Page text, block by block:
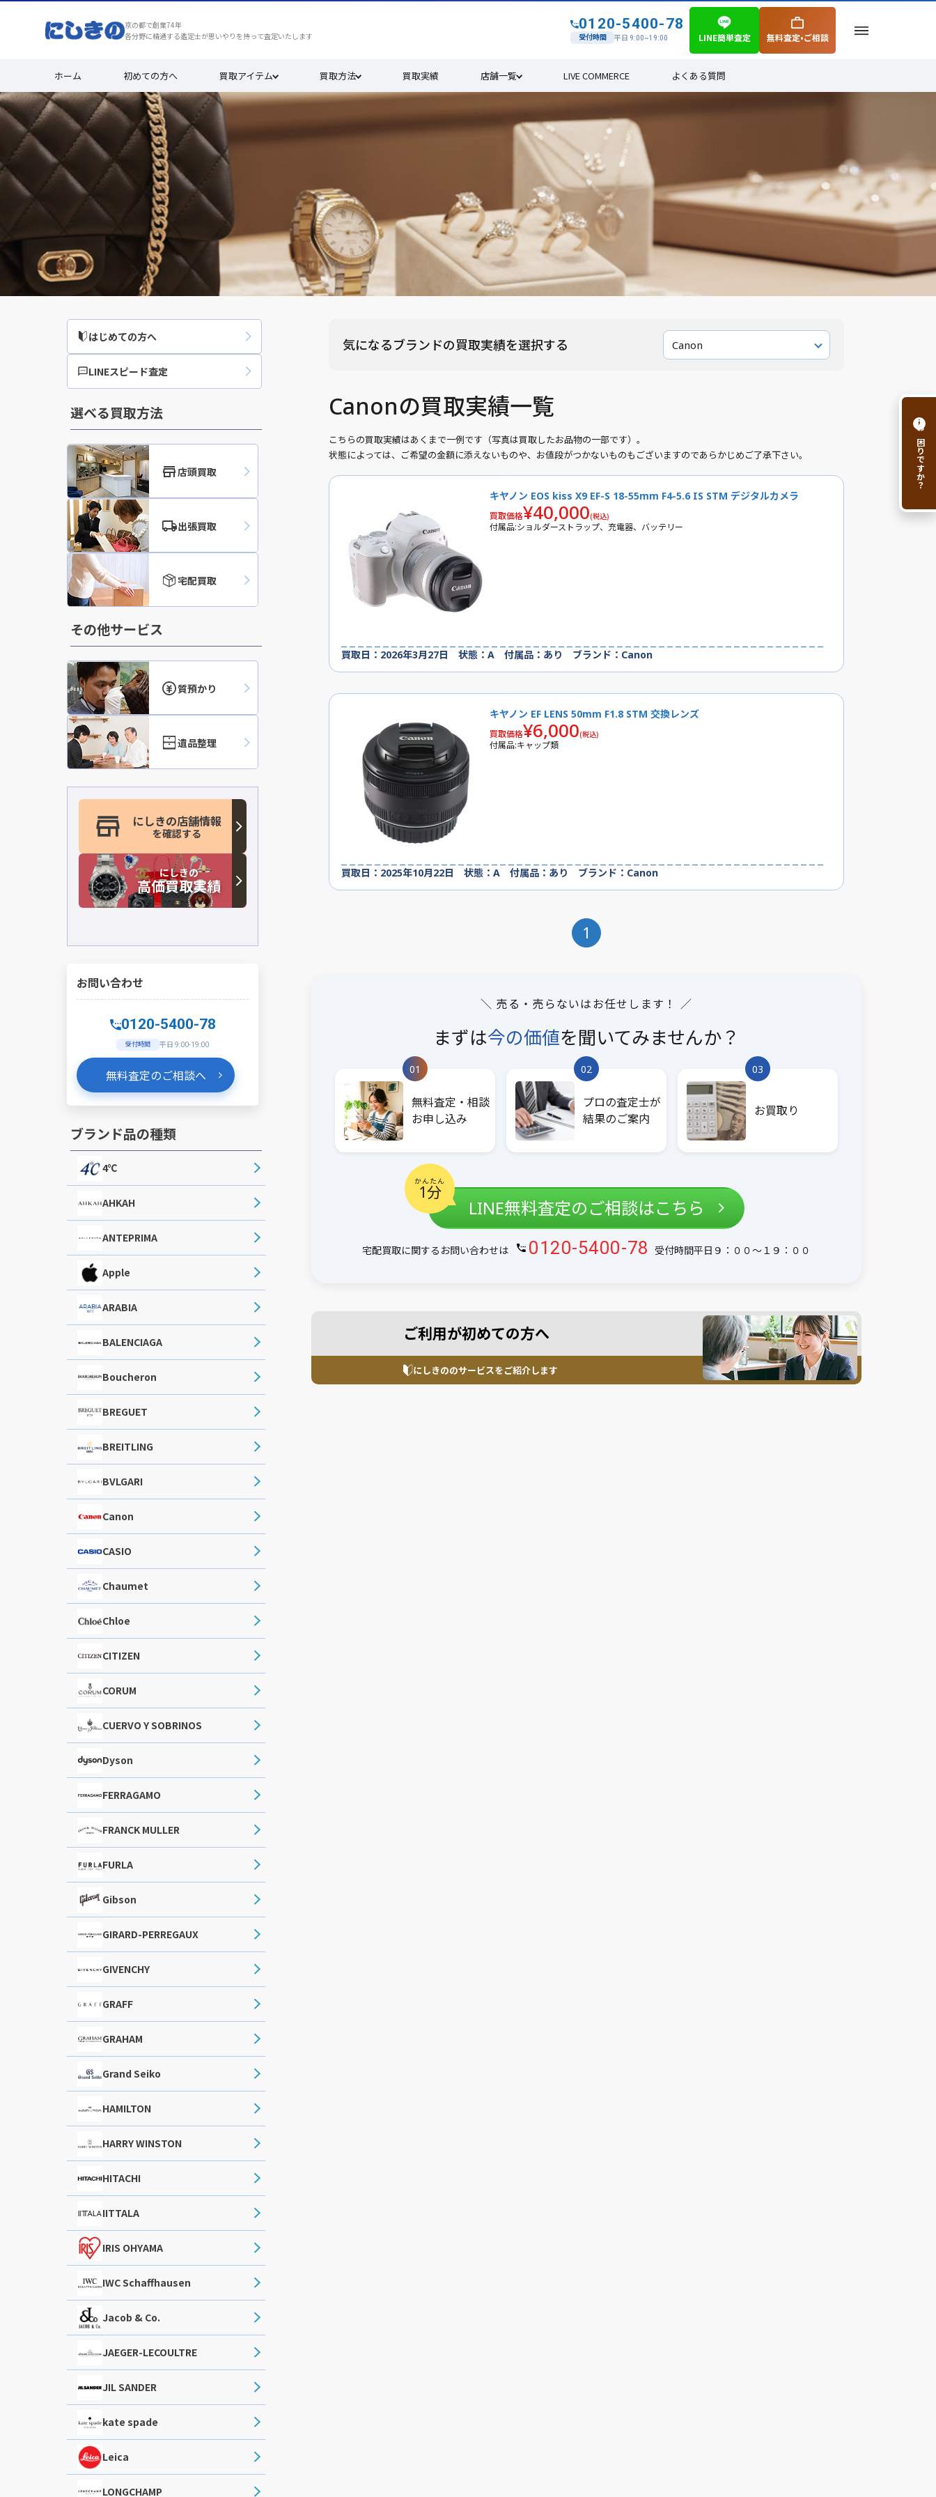
京の都で創業74年
各分野に精通する鑑定士が思いやりを持って査定いたします
0120-5400-78
受付時間 平日 9:00~19:00 LINE簡単査定 無料査定•ご相談
ホーム 初めての方へ 買取アイテム 買取方法 買取実績 店舗一覧 LIVE COMMERCE よくある質問
買取実績
買取実績
はじめての方へ
LINEスピード査定
選べる買取方法
店頭買取
出張買取
宅配買取
その他サービス
質預かり
遺品整理
にしきの店舗情報
を確認する
にしきの
高価買取実績
お問い合わせ
0120-5400-78
受付時間 平日 9:00-19:00
無料査定のご相談へ
ブランド品の種類
4℃
AHKAH
ANTEPRIMA
Apple
ARABIA
BALENCIAGA
Boucheron
BREGUET
BREITLING
BVLGARI
Canon
CASIO
Chaumet
Chloe
CITIZEN
CORUM
CUERVO Y SOBRINOS
Dyson
FERRAGAMO
FRANCK MULLER
FURLA
Gibson
GIRARD-PERREGAUX
GIVENCHY
GRAFF
GRAHAM
Grand Seiko
HAMILTON
HARRY WINSTON
HITACHI
IITTALA
IRIS OHYAMA
IWC Schaffhausen
Jacob & Co.
JAEGER-LECOULTRE
JIL SANDER
kate spade
Leica
LONGCHAMP
気になるブランドの買取実績を選択する Canon
Canonの買取実績一覧
こちらの買取実績はあくまで一例です（写真は買取したお品物の一部です）。
状態によっては、ご希望の金額に添えないものや、お値段がつかないものもございますのであらかじめご了承下さい。
キヤノン EOS kiss X9 EF-S 18-55mm F4-5.6 IS STM デジタルカメラ
買取価格¥40,000(税込)
付属品:ショルダーストラップ、充電器、バッテリー
買取日：2026年3月27日 状態：A 付属品：あり ブランド：Canon
キヤノン EF LENS 50mm F1.8 STM 交換レンズ
買取価格¥6,000(税込)
付属品:キャップ類
買取日：2025年10月22日 状態：A 付属品：あり ブランド：Canon
1
＼ 売る・売らないはお任せします！ ／
まずは今の価値を聞いてみませんか？
01
無料査定・相談
お申し込み
02
プロの査定士が
結果のご案内
03
お買取り
かんたん
1分
LINE無料査定のご相談はこちら
宅配買取に関するお問い合わせは 0120-5400-78 受付時間平日９：００〜１９：００
ご利用が初めての方へ
にしきののサービスをご紹介します
i
お困りですか？